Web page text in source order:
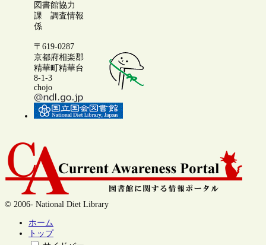
図書館協力
課 調査情報
係
〒619-0287
京都府相楽郡
精華町精華台
8-1-3
chojo
© 2006- National Diet Library
ホーム
トップ